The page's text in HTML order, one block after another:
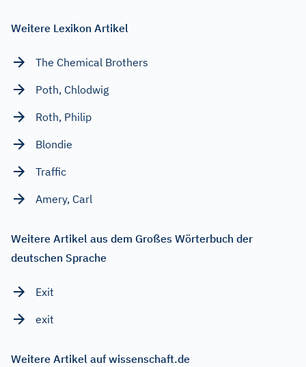
Weitere Lexikon Artikel
The Chemical Brothers
Poth, Chlodwig
Roth, Philip
Blondie
Traffic
Amery, Carl
Weitere Artikel aus dem Großes Wörterbuch der
deutschen Sprache
Exit
exit
Weitere Artikel auf wissenschaft.de